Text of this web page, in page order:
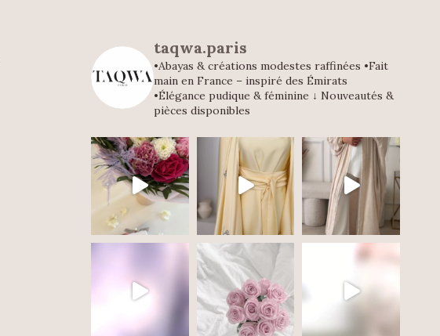
taqwa.paris
•Abayas & créations modestes raffinées •Fait
main en France – inspiré des Émirats
•Élégance pudique & féminine ↓ Nouveautés &
pièces disponibles